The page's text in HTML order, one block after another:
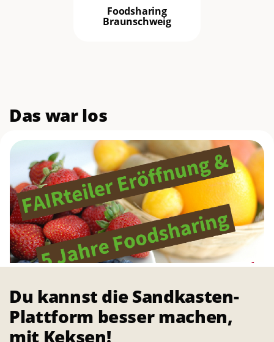
Foodsharing
Braunschweig
Das war los
FAIRTEILER ERÖFFNUNG & 5
Du kannst die Sandkasten-
Plattform besser machen,
mit Keksen!